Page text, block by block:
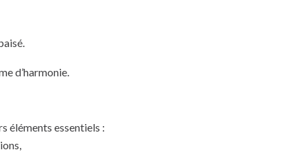
d’harmonie.
éléments essentiels :